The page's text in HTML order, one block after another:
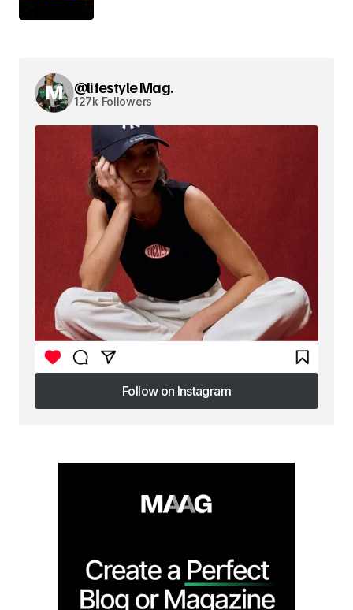
@lifestyle Mag.
127k Followers
Follow on Instagram
Follow on Instagram